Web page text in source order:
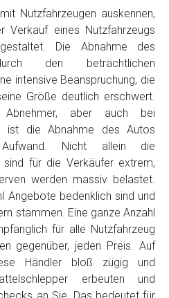
Nutzfahrzeugen auskennen,
Verkauf eines Nutzfahrzeugs
Die Abnahme des
den beträchtlichen
intensive Beanspruchung, die
Größe deutlich erschwert.
aber auch bei
ist die Abnahme des Autos
Nicht allein die
für die Verkäufer extrem,
werden massiv belastet.
Angebote bedenklich sind und
stammen. Eine ganze Anzahl
für alle Nutzfahrzeug
gegenüber, jeden Preis. Auf
Händler bloß zügig und
erbeuten und
an Sie. Das bedeutet für